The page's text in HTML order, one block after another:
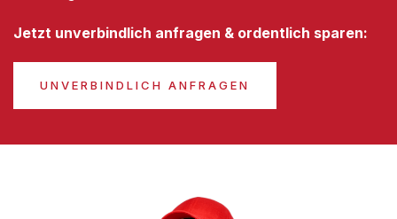
Jetzt unverbindlich anfragen & ordentlich sparen:
UNVERBINDLICH ANFRAGEN